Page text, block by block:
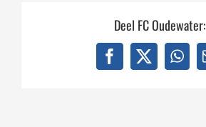
Deel FC Oudewater:
Facebook
X